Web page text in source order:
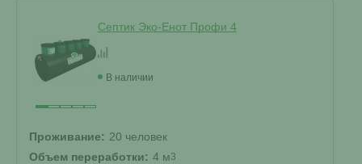
Септик Эко-Енот Профи 4
В наличии
Проживание: 20 человек
Объем переработки: 4 м3